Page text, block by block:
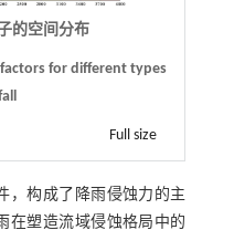
的空间分布
factors for different types
Full size
，构成了降雨侵蚀力的主
在塑造流域侵蚀格局中的